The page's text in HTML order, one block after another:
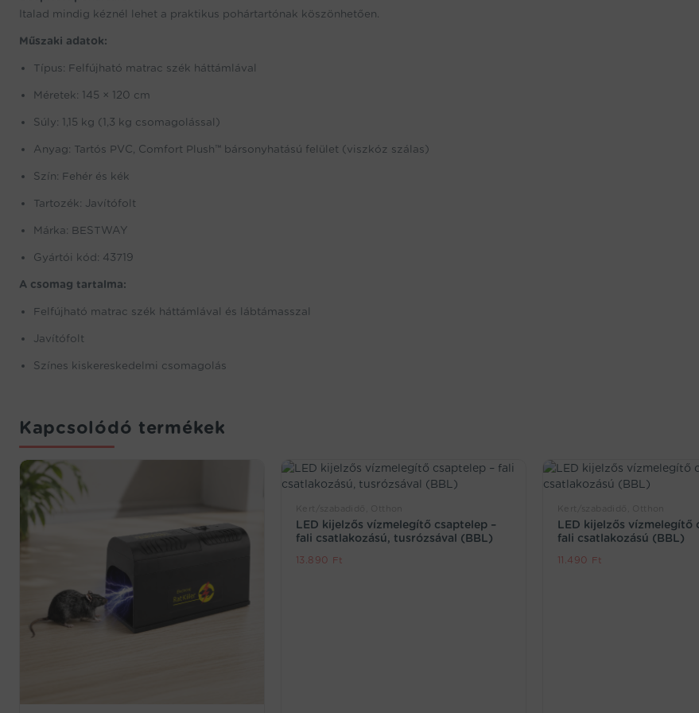
Italad mindig kéznél lehet a praktikus pohártartónak köszönhetően.
Műszaki adatok:
Típus: Felfújható matrac szék háttámlával
Méretek: 145 × 120 cm
Súly: 1,15 kg (1,3 kg csomagolással)
Anyag: Tartós PVC, Comfort Plush™ bársonyhatású felület (viszkóz szálas)
Szín: Fehér és kék
Tartozék: Javítófolt
Márka: BESTWAY
Gyártói kód: 43719
A csomag tartalma:
Felfújható matrac szék háttámlával és lábtámasszal
Javítófolt
Színes kiskereskedelmi csomagolás
Kapcsolódó termékek
LED kijelzős vízmelegítő csaptelep –
fali csatlakozású, tusrózsával (BBL)
13.890 Ft
LED kijelzős vízmelegítő
fali csatlakozású (BBL)
11.490 Ft